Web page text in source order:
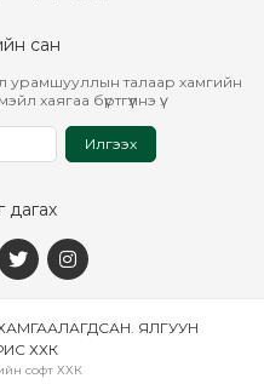
сан
урамшууллын талаар хамгийн
хаягаа бүртгүүлнэ үү.
Илгээх
дагах
ЯЛГУУН
ХХК
софт ХХК